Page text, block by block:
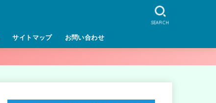
サイトマップ お問い合わせ
SEARCH